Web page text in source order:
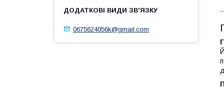
0675624056k@gmail.com